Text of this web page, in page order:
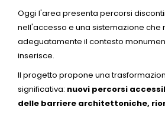
Oggi l'area presenta percorsi
nell'accesso e una sistemazione che
adeguatamente il contesto
inserisce.
Il progetto propone una
significativa: nuovi percorsi
delle barriere architettoniche,